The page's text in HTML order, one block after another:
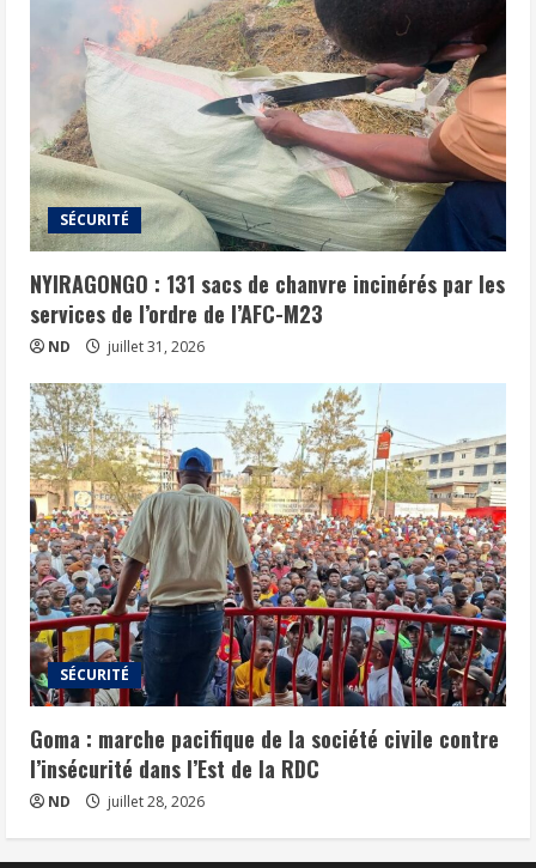
SÉCURITÉ
NYIRAGONGO : 131 sacs de chanvre incinérés par les
services de l’ordre de l’AFC-M23
ND juillet 31, 2026
SÉCURITÉ
Goma : marche pacifique de la société civile contre
l’insécurité dans l’Est de la RDC
ND juillet 28, 2026